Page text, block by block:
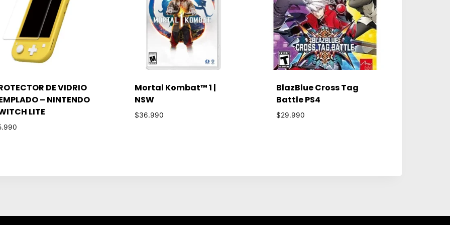
DE VIDRIO
– NINTENDO
LITE
Mortal Kombat™ 1 |
NSW
$36.990
BlazBlue Cross Tag
Battle PS4
$29.990